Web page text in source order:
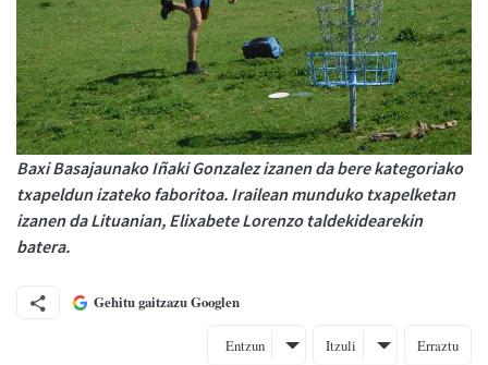
Baxi Basajaunako Iñaki Gonzalez izanen da bere kategoriako
txapeldun izateko faboritoa. Irailean munduko txapelketan
izanen da Lituanian, Elixabete Lorenzo taldekidearekin
batera.
Gehitu gaitzazu Googlen
Entzun Itzuli Erraztu